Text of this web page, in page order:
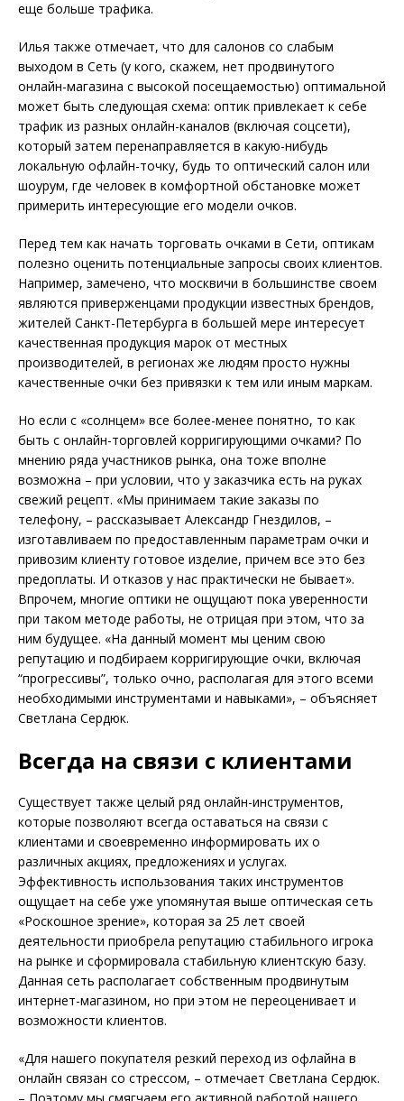
еще больше трафика.
Илья также отмечает, что для салонов со слабым
выходом в Сеть (у кого, скажем, нет продвинутого
онлайн-магазина с высокой посещаемостью) оптимальной
может быть следующая схема: оптик привлекает к себе
трафик из разных онлайн-каналов (включая соцсети),
который затем перенаправляется в какую-нибудь
локальную офлайн-точку, будь то оптический салон или
шоурум, где человек в комфортной обстановке может
примерить интересующие его модели очков.
Перед тем как начать торговать очками в Сети, оптикам
полезно оценить потенциальные запросы своих клиентов.
Например, замечено, что москвичи в большинстве своем
являются приверженцами продукции известных брендов,
жителей Санкт-Петербурга в большей мере интересует
качественная продукция марок от местных
производителей, в регионах же людям просто нужны
качественные очки без привязки к тем или иным маркам.
Но если с «солнцем» все более-менее понятно, то как
быть с онлайн-торговлей корригирующими очками? По
мнению ряда участников рынка, она тоже вполне
возможна – при условии, что у заказчика есть на руках
свежий рецепт. «Мы принимаем такие заказы по
телефону, – рассказывает Александр Гнездилов, –
изготавливаем по предоставленным параметрам очки и
привозим клиенту готовое изделие, причем все это без
предоплаты. И отказов у нас практически не бывает».
Впрочем, многие оптики не ощущают пока уверенности
при таком методе работы, не отрицая при этом, что за
ним будущее. «На данный момент мы ценим свою
репутацию и подбираем корригирующие очки, включая
“прогрессивы”, только очно, располагая для этого всеми
необходимыми инструментами и навыками», – объясняет
Светлана Сердюк.
Всегда на связи с клиентами
Существует также целый ряд онлайн-инструментов,
которые позволяют всегда оставаться на связи с
клиентами и своевременно информировать их о
различных акциях, предложениях и услугах.
Эффективность использования таких инструментов
ощущает на себе уже упомянутая выше оптическая сеть
«Роскошное зрение», которая за 25 лет своей
деятельности приобрела репутацию стабильного игрока
на рынке и сформировала стабильную клиентскую базу.
Данная сеть располагает собственным продвинутым
интернет-магазином, но при этом не переоценивает и
возможности клиентов.
«Для нашего покупателя резкий переход из офлайна в
онлайн связан со стрессом, – отмечает Светлана Сердюк.